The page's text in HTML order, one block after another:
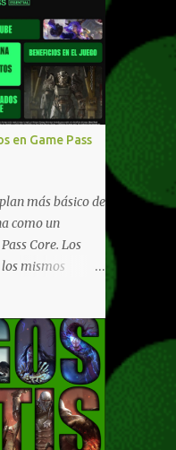
soporte para
nos permite
y Xbox, y
compatibles
mano con las
extenso o en
las dudas
en Xbox .
completo de
El post puede
o cambios
Unidos Ofertas -
Xbox One
a excepción
en Game Pass
más básico de
como un
Core. Los
mismos
como
para
que están en
desbloqueo
armas hasta